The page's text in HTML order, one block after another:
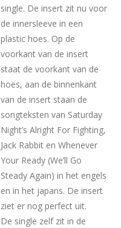
single. De insert zit nu voor
de innersleeve in een
plastic hoes. Op de
voorkant van de insert
staat de voorkant van de
hoes, aan de binnenkant
van de insert staan de
songteksten van Saturday
Night’s Alright For Fighting,
Jack Rabbit en Whenever
Your Ready (We’ll Go
Steady Again) in het engels
en in het japans. De insert
ziet er nog perfect uit.
De single zelf zit in de